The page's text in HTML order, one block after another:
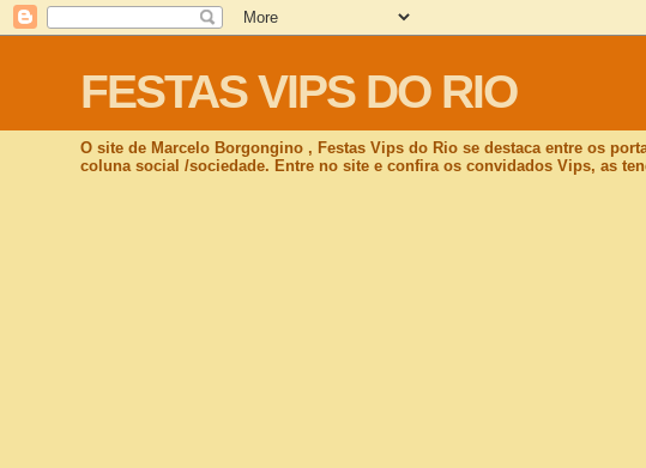
FESTAS VIPS DO RIO
O site de Marcelo Borgongino , Festas Vips do Rio se destaca entre os
coluna social /sociedade. Entre no site e confira os convidados Vips, as